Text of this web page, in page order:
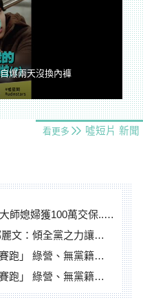
爆兩天沒換內褲
看更多 噓短片 新聞
萬交保...快步奔離不發一語
傾全黨之力讓彰化贏
營、無黨籍忙否認是烏龜
營、無黨籍忙否認是烏龜